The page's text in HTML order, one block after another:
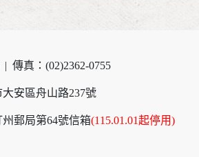
| 傳真：(02)2362-0755
安區舟山路237號
州郵局第64號信箱(115.01.01起停用)